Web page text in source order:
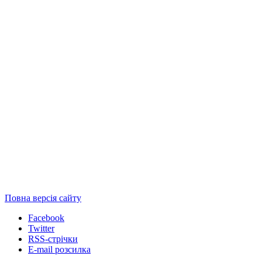
Повна версія сайту
Facebook
Twitter
RSS-стрічки
E-mail розсилка